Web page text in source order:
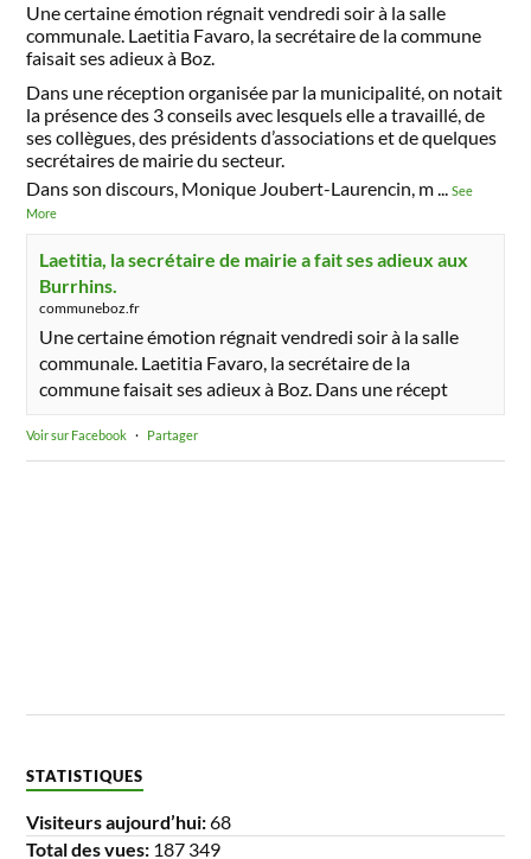
Une certaine émotion régnait vendredi soir à la salle
communale. Laetitia Favaro, la secrétaire de la commune
faisait ses adieux à Boz.
Dans une réception organisée par la municipalité, on notait
la présence des 3 conseils avec lesquels elle a travaillé, de
ses collègues, des présidents d’associations et de quelques
secrétaires de mairie du secteur.
Dans son discours, Monique Joubert-Laurencin, m...See
More
Laetitia, la secrétaire de mairie a fait ses adieux aux
Burrhins.
communeboz.fr
Une certaine émotion régnait vendredi soir à la salle
communale. Laetitia Favaro, la secrétaire de la
commune faisait ses adieux à Boz. Dans une récept
Voir sur Facebook · Partager
STATISTIQUES
Visiteurs aujourd’hui:68
Total des vues: 187 349